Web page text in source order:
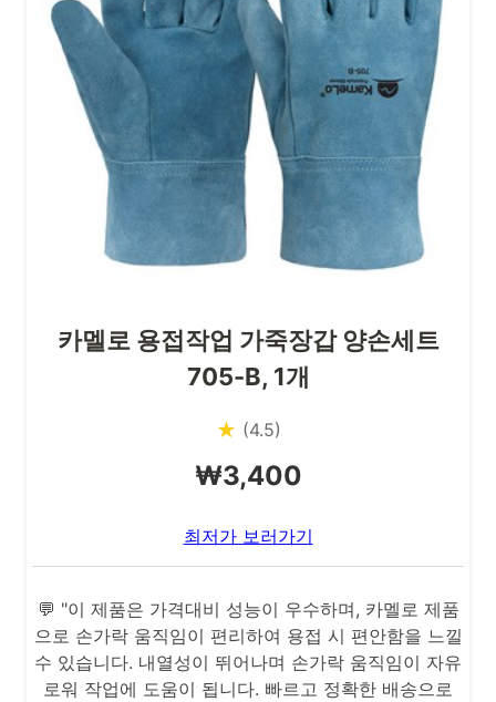
카멜로 용접작업 가죽장갑 양손세트
705-B, 1개
★ (4.5)
₩3,400
최저가 보러가기
💬 "이 제품은 가격대비 성능이 우수하며, 카멜로 제품
으로 손가락 움직임이 편리하여 용접 시 편안함을 느낄
수 있습니다. 내열성이 뛰어나며 손가락 움직임이 자유
로워 작업에 도움이 됩니다. 빠르고 정확한 배송으로